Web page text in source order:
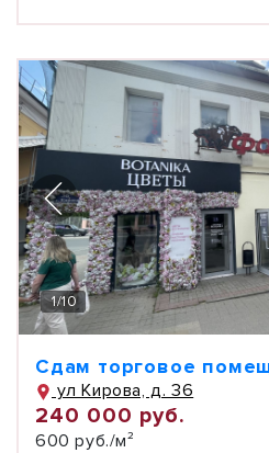
1/10
Сдам торговое
ул Кирова, д. 36
240 000 руб.
600 руб./м²